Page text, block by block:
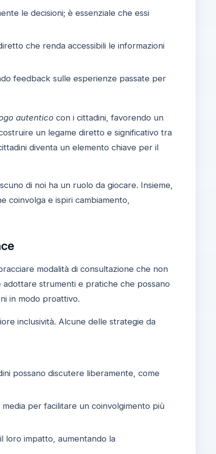
le decisioni; è essenziale che essi
che renda accessibili le informazioni
feedback sulle esperienze passate per
autenticocon i cittadini, favorendo un
un legame diretto e significativo tra
diventa un elemento chiave per il
di noi ha un ruolo da giocare. Insieme,
coinvolga e ispiri cambiamento,
modalità di consultazione che non
adottare strumenti e pratiche che possano
in modo proattivo.
inclusività. Alcune delle strategie da
possano discutere liberamente, come
per facilitare un coinvolgimento più
loro impatto, aumentando la